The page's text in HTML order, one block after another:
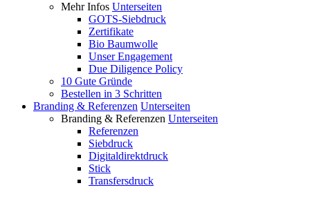
Mehr Infos Unterseiten
GOTS-Siebdruck
Zertifikate
Bio Baumwolle
Unser Engagement
Due Diligence Policy
10 Gute Gründe
Bestellen in 3 Schritten
Branding & Referenzen Unterseiten
Branding & Referenzen Unterseiten
Referenzen
Siebdruck
Digitaldirektdruck
Stick
Transfersdruck